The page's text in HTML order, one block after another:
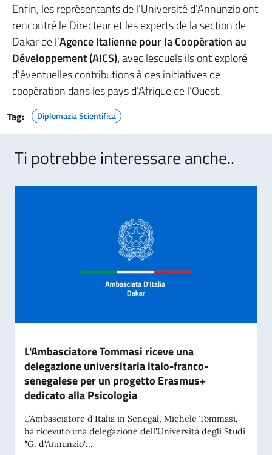
Enfin, les représentants de l’Université d’Annunzio ont
rencontré le Directeur et les experts de la section de
Dakar de l’Agence Italienne pour la Coopération au
Développement (AICS),avec lesquels ils ont exploré
d’éventuelles contributions à des initiatives de
coopération dans les pays d’Afrique de l’Ouest.
Tag: Diplomazia Scientifica
Ti potrebbe interessare anche..
L'Ambasciatore Tommasi riceve una
delegazione universitaria italo-franco-
senegalese per un progetto Erasmus+
dedicato alla Psicologia
L'Ambasciatore d'Italia in Senegal, Michele Tommasi,
ha ricevuto una delegazione dell'Università degli Studi
"G. d'Annunzio"...